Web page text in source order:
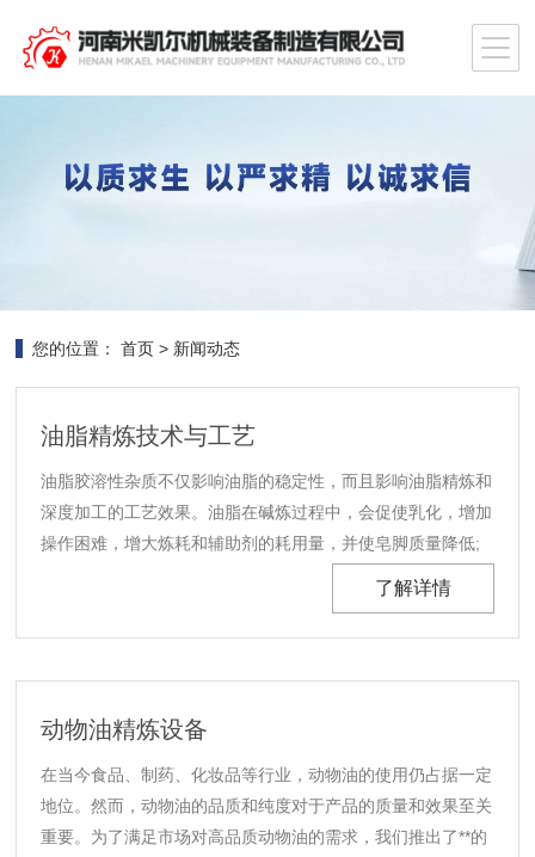
您的位置： 首页 > 新闻动态
油脂精炼技术与工艺
油脂胶溶性杂质不仅影响油脂的稳定性，而且影响油脂精炼和
深度加工的工艺效果。油脂在碱炼过程中，会促使乳化，增加
操作困难，增大炼耗和辅助剂的耗用量，并使皂脚质量降低;
在脱色过程中，增大吸附剂耗用量，降低脱色效果。
了解详情
动物油精炼设备
在当今食品、制药、化妆品等行业，动物油的使用仍占据一定
地位。然而，动物油的品质和纯度对于产品的质量和效果至关
重要。为了满足市场对高品质动物油的需求，我们推出了**的